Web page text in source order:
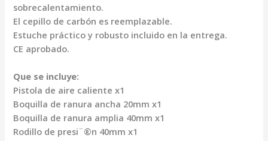
sobrecalentamiento.
El cepillo de carbón es reemplazable.
Estuche práctico y robusto incluido en la entrega.
CE aprobado.
Que se incluye:
Pistola de aire caliente x1
Boquilla de ranura ancha 20mm x1
Boquilla de ranura amplia 40mm x1
Rodillo de presi¨®n 40mm x1